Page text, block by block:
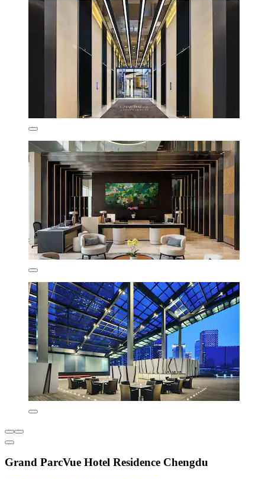
Grand ParcVue Hotel Residence Chengdu